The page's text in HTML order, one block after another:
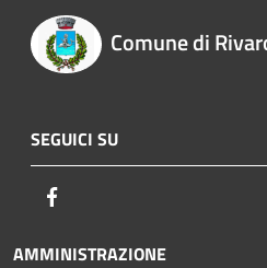
Comune di
SEGUICI SU
AMMINISTRAZIONE